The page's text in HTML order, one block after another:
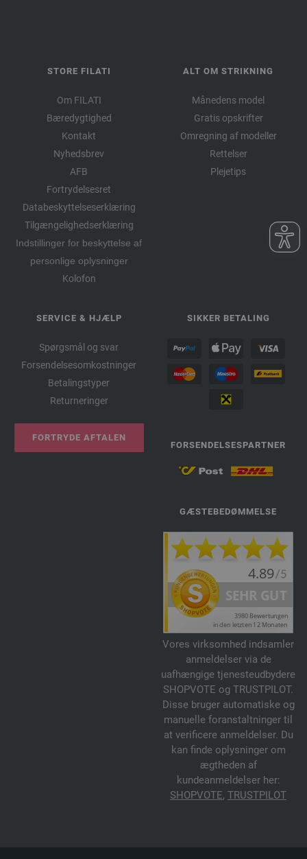
STORE FILATI
Om FILATI
Bæredygtighed
Kontakt
Nyhedsbrev
AFB
Fortrydelsesret
Databeskyttelseserklæring
Tilgængelighedserklæring
Indstillinger for beskyttelse af
personlige oplysninger
Kolofon
ALT OM STRIKNING
Månedens model
Gratis opskrifter
Omregning af modeller
Rettelser
Plejetips
SERVICE & HJÆLP
Spørgsmål og svar
Forsendelsesomkostninger
Betalingstyper
Returneringer
FORTRYDE AFTALEN
SIKKER BETALING
FORSENDELSESPARTNER
GÆSTEBEDØMMELSE
Vores virksomhed indsamler
anmeldelser via de
uafhængige tjenesteudbydere
SHOPVOTE og TRUSTPILOT.
Disse bruger automatiske og
manuelle foranstaltninger til
at verificere anmeldelser. Du
kan finde oplysninger om
ægtheden af
kundeanmeldelser her:
SHOPVOTE, TRUSTPILOT